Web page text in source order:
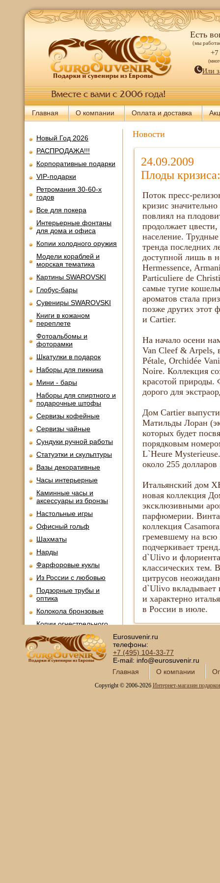
Есть
(мы
+7
Или
Главная О компании Оплата и доставка
Новый Год 2026
РАСПРОДАЖА!!!
Корпоративные подарки
VIP-подарки
Ретромания 30-60-х
годов
Все для покера
Интерьерные фонтаны
для дома и офиса
Копии холодного оружия
Модели кораблей и
морская тематика
Картины SWAROVSKI
Глобус-бары
Сувениры SWAROVSKI
Книги в кожаном
переплете
Фотоальбомы и
фоторамки
Шкатулки в подарок
Наборы для пикника
Мини - бары
Наборы для спиртного и
подарочные штофы
Сервизы кофейные
Сервизы чайные
Сундуки ручной работы
Статуэтки и скульптуры
Вазы декоративные
Часы интерьерные
Каминные часы и
аксессуары из бронзы
Настольные игры
Офисный гольф
Шахматы
Нарды
Фарфоровые куклы
Из России с любовью
Подзорные трубы и
оптика
Колокола бронзовые
Копии огнестрельного
Предметы интерьера
Православные подарки
Открытки и конверты для
Сувениры курительной
Новости
24.09.2009
Плоды
Поток пресс-
кризис
повлиял на
продолжает
население.
тренда последних
доступной лишь в
Hermessence,
Particuliere de
самые тугие
ароматов стала
позже других этот
и Cartier.
На начало осени
Van Cleef & Arpels,
Pétale, Orchidée
Noire. Коллекция
красотой природы.
дорого для
Дом Cartier
Матильды Лоран
которых будет
порядковым
L`Heure
около 255 долларов
Итальянский дом
новая коллекция
эксклюзивными
парфюмерии.
коллекция
гремевшему на всю
подчеркивает
d`Ulivo и
классических тем.
цитрусов
d`Ulivo вкладывает
и характерно
в России в июле.
Eurosuvenir.ru
телефоны:
+7 (495) 104-33-77
E-mail: info@eurosuvenir.ru
Главная
О компании
Copyright © 2006-2026 Интернет-магазин